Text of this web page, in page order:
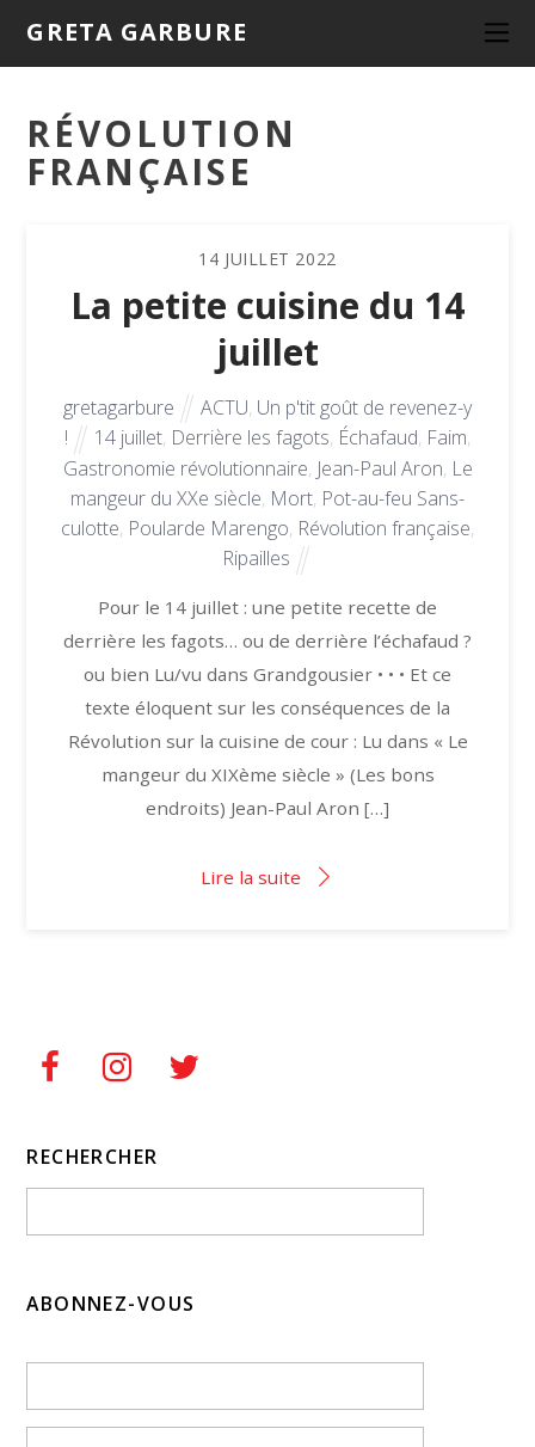
GRETA GARBURE
RÉVOLUTION
FRANÇAISE
14 JUILLET 2022
La petite cuisine du 14
juillet
gretagarbure ACTU, Un p'tit goût de revenez-y
!
14 juillet, Derrière les fagots, Échafaud, Faim,
Gastronomie révolutionnaire, Jean-Paul Aron, Le
mangeur du XXe siècle, Mort, Pot-au-feu Sans-
culotte, Poularde Marengo, Révolution française,
Ripailles
Pour le 14 juillet : une petite recette de
derrière les fagots… ou de derrière l’échafaud ?
ou bien Lu/vu dans Grandgousier • • • Et ce
texte éloquent sur les conséquences de la
Révolution sur la cuisine de cour : Lu dans « Le
mangeur du XIXème siècle » (Les bons
endroits) Jean-Paul Aron […]
Lire la suite
RECHERCHER
ABONNEZ-VOUS